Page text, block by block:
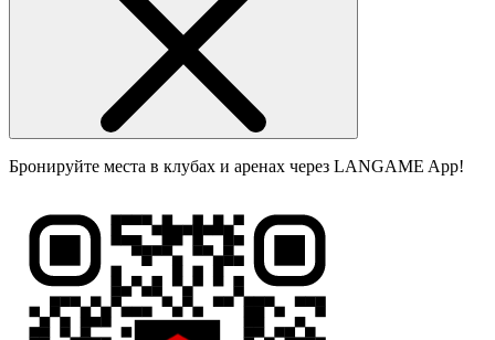
Бронируйте места в клубах и аренах через LANGAME App!